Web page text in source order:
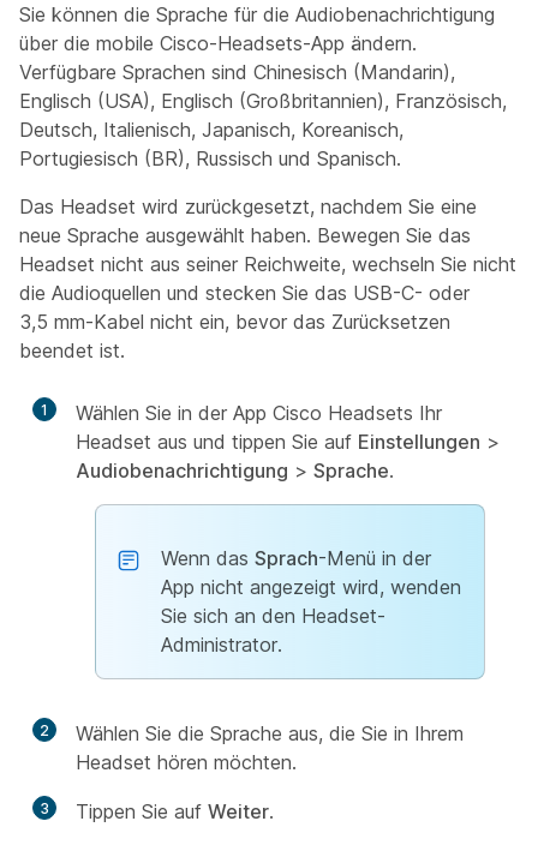
Sie können die Sprache für die Audiobenachrichtigung
über die mobile Cisco-Headsets-App ändern.
Verfügbare Sprachen sind Chinesisch (Mandarin),
Englisch (USA), Englisch (Großbritannien), Französisch,
Deutsch, Italienisch, Japanisch, Koreanisch,
Portugiesisch (BR), Russisch und Spanisch.
Das Headset wird zurückgesetzt, nachdem Sie eine
neue Sprache ausgewählt haben. Bewegen Sie das
Headset nicht aus seiner Reichweite, wechseln Sie nicht
die Audioquellen und stecken Sie das USB-C- oder
3,5 mm-Kabel nicht ein, bevor das Zurücksetzen
beendet ist.
1
Wählen Sie in der App Cisco Headsets Ihr
Headset aus und tippen Sie auf Einstellungen >
Audiobenachrichtigung > Sprache.
Wenn das Sprach-Menü in der
App nicht angezeigt wird, wenden
Sie sich an den Headset-
Administrator.
2
Wählen Sie die Sprache aus, die Sie in Ihrem
Headset hören möchten.
3 Tippen Sie auf Weiter.